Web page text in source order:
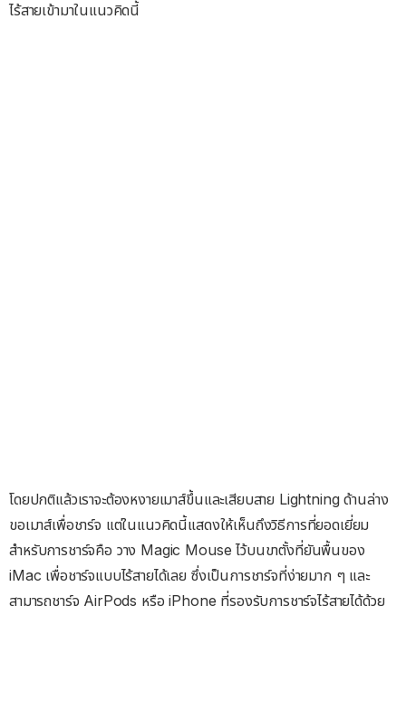
ไร้สายเข้ามาในแนวคิดนี้
โดยปกติแล้วเราจะต้องหงายเมาส์ขึ้นและเสียบสาย Lightning ด้านล่าง
ขอเมาส์เพื่อชาร์จ แต่ในแนวคิดนี้แสดงให้เห็นถึงวิธีการที่ยอดเยี่ยม
สำหรับการชาร์จคือ วาง Magic Mouse ไว้บนขาตั้งที่ยันพื้นของ
iMac เพื่อชาร์จแบบไร้สายได้เลย ซึ่งเป็นการชาร์จที่ง่ายมาก ๆ และ
สามารถชาร์จ AirPods หรือ iPhone ที่รองรับการชาร์จไร้สายได้ด้วย